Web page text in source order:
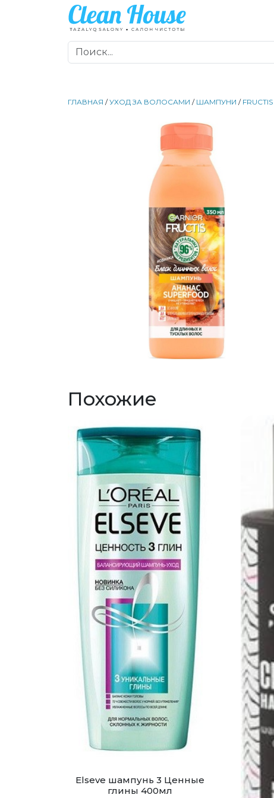
ГЛАВНАЯ /УХОД ЗА ВОЛОСАМИ / ШАМПУНИ / FRUCTIS
Похожие
Elseve шампунь 3 Ценные
глины 400мл